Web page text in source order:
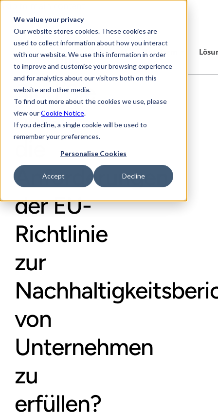
We value your privacy
Our website stores cookies. These cookies are
used to collect information about how you interact
with our website. We use this information in order
to improve and customise your browsing experience
and for analytics about our visitors both on this
website and other media.
To find out more about the cookies we use, please
view ourCookie Notice.
If you decline, a single cookie will be used to
remember your preferences.
Personalise Cookies
Accept Decline
AchillesAI Plattform
Sind Sie
bereit,
die
Anforderungen
der EU-
Richtlinie
zur
von
Unternehmen
zu
erfüllen?